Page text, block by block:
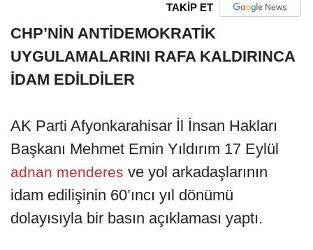
TAKİP ET
CHP’NİN ANTİDEMOKRATİK
UYGULAMALARINI RAFA KALDIRINCA
İDAM EDİLDİLER
AK Parti Afyonkarahisar İl İnsan Hakları
Başkanı Mehmet Emin Yıldırım 17 Eylül
adnan menderes ve yol arkadaşlarının
idam edilişinin 60’ıncı yıl dönümü
dolayısıyla bir basın açıklaması yaptı.